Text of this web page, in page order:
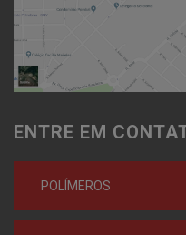
ENTRE EM
POLÍMEROS